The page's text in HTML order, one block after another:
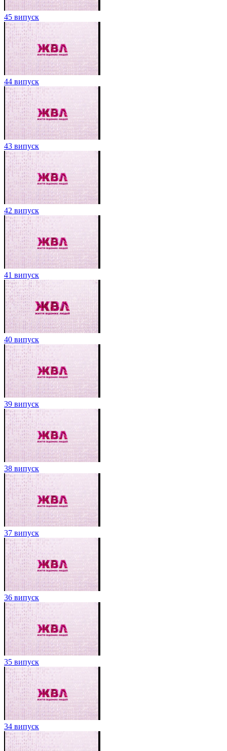
45 випуск
44 випуск
43 випуск
42 випуск
41 випуск
40 випуск
39 випуск
38 випуск
37 випуск
36 випуск
35 випуск
34 випуск